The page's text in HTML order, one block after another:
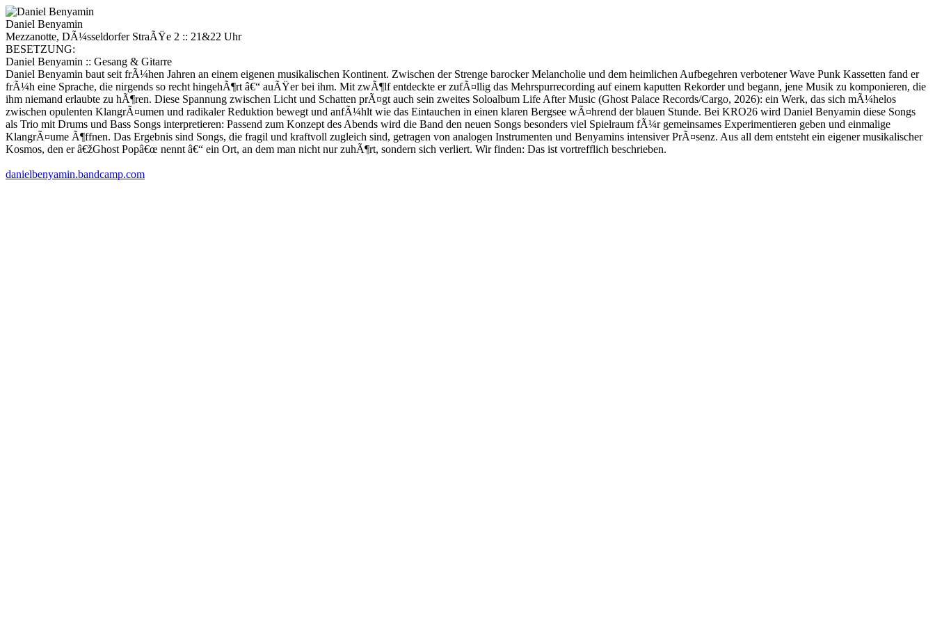
Daniel Benyamin
Mezzanotte, DÃ¼sseldorfer StraÃŸe 2 :: 21&22 Uhr
BESETZUNG:
Daniel Benyamin :: Gesang & Gitarre
Daniel Benyamin baut seit frÃ¼hen Jahren an einem eigenen musikalischen Kontinent. Zwischen der Strenge barocker Melancholie und dem heimlichen Aufbegehren verbotener Wave Punk Kassetten fand er
frÃ¼h eine Sprache, die nirgends so recht hingehÃ¶rt â€“ auÃŸer bei ihm. Mit zwÃ¶lf entdeckte er zufÃ¤llig das Mehrspurrecording auf einem kaputten Rekorder und begann, jene Musik zu komponieren, die
ihm niemand erlaubte zu hÃ¶ren. Diese Spannung zwischen Licht und Schatten prÃ¤gt auch sein zweites Soloalbum Life After Music (Ghost Palace Records/Cargo, 2026): ein Werk, das sich mÃ¼helos
zwischen opulenten KlangrÃ¤umen und radikaler Reduktion bewegt und anfÃ¼hlt wie das Eintauchen in einen klaren Bergsee wÃ¤hrend der blauen Stunde. Bei KRO26 wird Daniel Benyamin diese Songs
als Trio mit Drums und Bass Songs interpretieren: Passend zum Konzept des Abends wird die Band den neuen Songs besonders viel Spielraum fÃ¼r gemeinsames Experimentieren geben und einmalige
KlangrÃ¤ume Ã¶ffnen. Das Ergebnis sind Songs, die fragil und kraftvoll zugleich sind, getragen von analogen Instrumenten und Benyamins intensiver PrÃ¤senz. Aus all dem entsteht ein eigener musikalischer
Kosmos, den er â€žGhost Popâ€œ nennt â€“ ein Ort, an dem man nicht nur zuhÃ¶rt, sondern sich verliert. Wir finden: Das ist vortrefflich beschrieben.
danielbenyamin.bandcamp.com